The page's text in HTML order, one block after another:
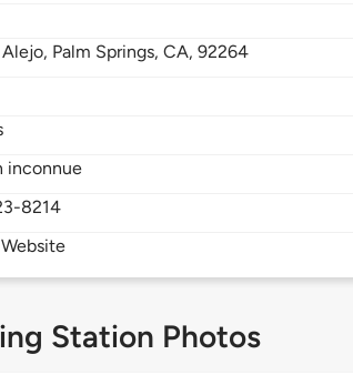
Alejo, Palm Springs,CA,92264
inconnue
8214
Station Photos